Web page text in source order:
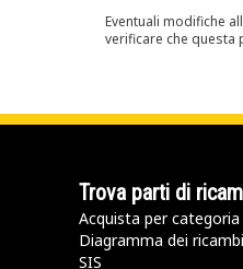
Eventuali modifiche
verificare che questa
Trova parti di
Acquista per categoria
Diagramma dei ricambi
SIS